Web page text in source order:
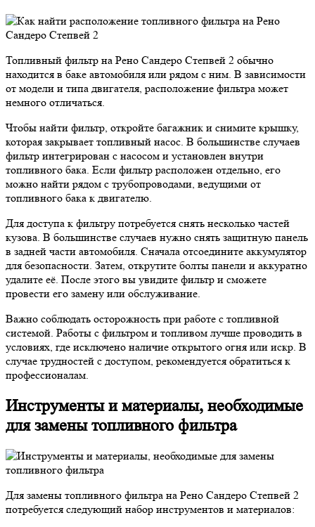
Топливный фильтр на Рено Сандеро Степвей 2 обычно
находится в баке автомобиля или рядом с ним. В зависимости
от модели и типа двигателя, расположение фильтра может
немного отличаться.
Чтобы найти фильтр, откройте багажник и снимите крышку,
которая закрывает топливный насос. В большинстве случаев
фильтр интегрирован с насосом и установлен внутри
топливного бака. Если фильтр расположен отдельно, его
можно найти рядом с трубопроводами, ведущими от
топливного бака к двигателю.
Для доступа к фильтру потребуется снять несколько частей
кузова. В большинстве случаев нужно снять защитную панель
в задней части автомобиля. Сначала отсоедините аккумулятор
для безопасности. Затем, открутите болты панели и аккуратно
удалите её. После этого вы увидите фильтр и сможете
провести его замену или обслуживание.
Важно соблюдать осторожность при работе с топливной
системой. Работы с фильтром и топливом лучше проводить в
условиях, где исключено наличие открытого огня или искр. В
случае трудностей с доступом, рекомендуется обратиться к
профессионалам.
Инструменты и материалы, необходимые
для замены топливного фильтра
Для замены топливного фильтра на Рено Сандеро Степвей 2
потребуется следующий набор инструментов и материалов: